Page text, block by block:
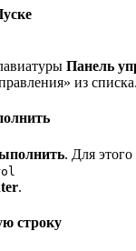
Панель
из списка.
. Для
.
строку